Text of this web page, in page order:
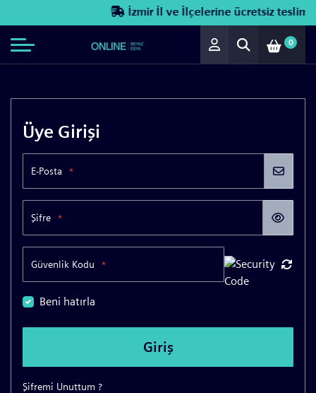
İzmir İl ve İlçelerine ücretsiz teslimat!
0
Üye Girişi
E-Posta *
Şifre *
Güvenlik Kodu *
Beni hatırla
Şifremi Unuttum ?